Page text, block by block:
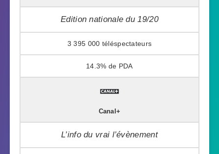
Edition nationale du 19/20
3 395 000
14.3%
Canal+
L’info du vrai l’évènement